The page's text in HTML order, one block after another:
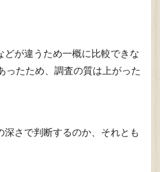
が違うため一概に比較できな
ったため、調査の質は上がった
さで判断するのか、それとも